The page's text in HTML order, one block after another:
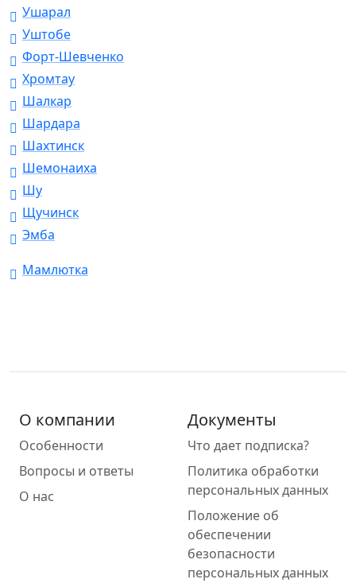
Ушарал
Уштобе
Форт-Шевченко
Хромтау
Шалкар
Шардара
Шахтинск
Шемонаиха
Шу
Щучинск
Эмба
Мамлютка
О компании
Особенности
Вопросы и ответы
О нас
Документы
Что дает подписка?
Политика обработки
персональных данных
Положение об
обеспечении
безопасности
персональных данных